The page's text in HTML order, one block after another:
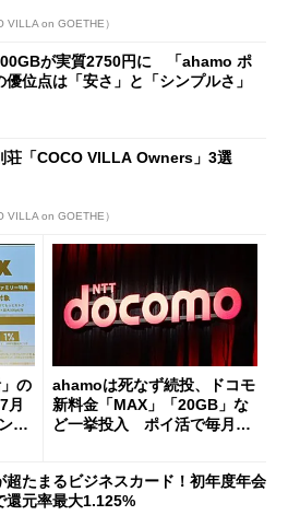
VILLA on GOETHE）
が実質2750円に 「ahamo ポ
優位点は「安さ」と「シンプルさ」
荘「COCO VILLA Owners」3選
VILLA on GOETHE）
の
月
で
ahamoは死なず続投、ドコモ
新料金「MAX」「20GB」な
ど一挙投入 ポイ活で毎月最
超たまるビジネスカード！初年度年会
還元率最大1.125%